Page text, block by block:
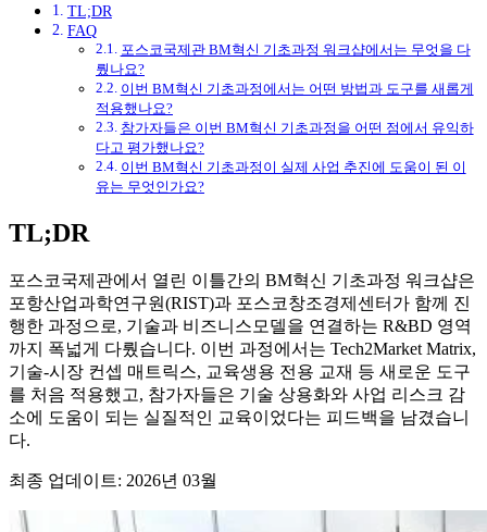
TL;DR
FAQ
포스코국제관 BM혁신 기초과정 워크샵에서는 무엇을 다
뤘나요?
이번 BM혁신 기초과정에서는 어떤 방법과 도구를 새롭게
적용했나요?
참가자들은 이번 BM혁신 기초과정을 어떤 점에서 유익하
다고 평가했나요?
이번 BM혁신 기초과정이 실제 사업 추진에 도움이 된 이
유는 무엇인가요?
TL;DR
포스코국제관에서 열린 이틀간의 BM혁신 기초과정 워크샵은
포항산업과학연구원(RIST)과 포스코창조경제센터가 함께 진
행한 과정으로, 기술과 비즈니스모델을 연결하는 R&BD 영역
까지 폭넓게 다뤘습니다. 이번 과정에서는 Tech2Market Matrix,
기술-시장 컨셉 매트릭스, 교육생용 전용 교재 등 새로운 도구
를 처음 적용했고, 참가자들은 기술 상용화와 사업 리스크 감
소에 도움이 되는 실질적인 교육이었다는 피드백을 남겼습니
다.
최종 업데이트: 2026년 03월